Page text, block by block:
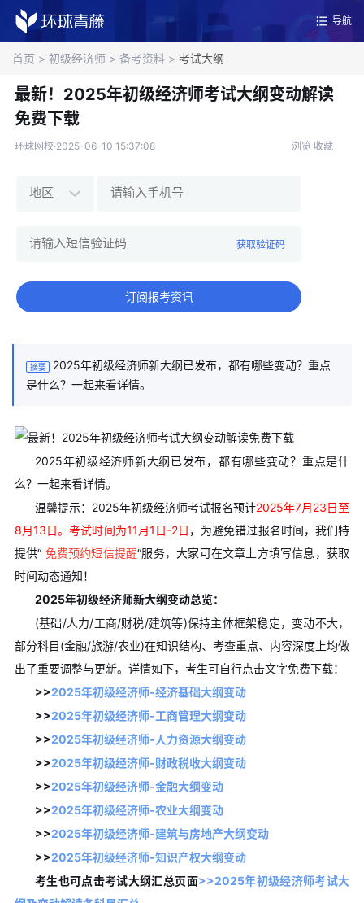
导航
首页 > 初级经济师 > 备考资料 > 考试大纲
最新！2025年初级经济师考试大纲变动解读
免费下载
环球网校·2025-06-10 15:37:08 浏览 收藏
获取验证码
订阅报考资讯
摘要
2025年初级经济师新大纲已发布，都有哪些变动？重点
是什么？一起来看详情。
2025年初级经济师新大纲已发布，都有哪些变动？重点是什
么？一起来看详情。
温馨提示：2025年初级经济师考试报名预计2025年7月23日至
8月13日。考试时间为11月1日-2日 ，为避免错过报名时间，我们特
提供“ 免费预约短信提醒“服务，大家可在文章上方填写信息，获取
时间动态通知！
2025年初级经济师新大纲变动总览：
(基础/人力/工商/财税/建筑等)保持主体框架稳定，变动不大，
部分科目(金融/旅游/农业)在知识结构、考查重点、内容深度上均做
出了重要调整与更新。详情如下，考生可自行点击文字免费下载：
>>2025年初级经济师-经济基础大纲变动
>>2025年初级经济师-工商管理大纲变动
>>2025年初级经济师-人力资源大纲变动
>>2025年初级经济师-财政税收大纲变动
>>2025年初级经济师-金融大纲变动
>>2025年初级经济师-农业大纲变动
>>2025年初级经济师-建筑与房地产大纲变动
>>2025年初级经济师-知识产权大纲变动
考生也可点击考试大纲汇总页面>>2025年初级经济师考试大